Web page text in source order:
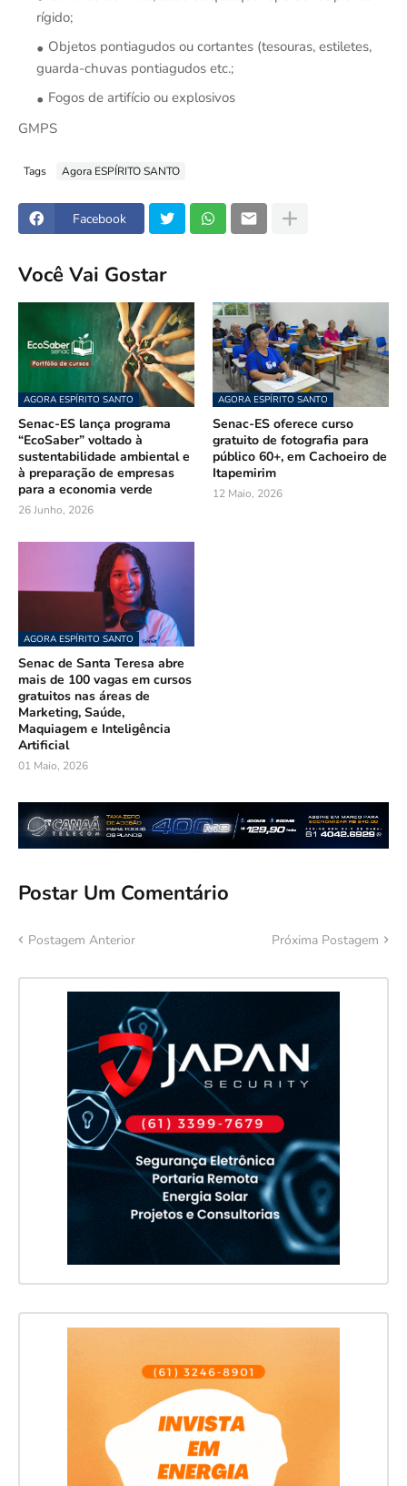
rígido;
Objetos pontiagudos ou cortantes (tesouras, estiletes,
guarda-chuvas pontiagudos etc.;
Fogos de artifício ou explosivos
GMPS
Tags Agora ESPÍRITO SANTO
Facebook
Você Vai Gostar
AGORA ESPÍRITO SANTO
Senac-ES lança programa
“EcoSaber” voltado à
sustentabilidade ambiental e
à preparação de empresas
para a economia verde
26 Junho, 2026
AGORA ESPÍRITO SANTO
Senac-ES oferece curso
gratuito de fotografia para
público 60+, em Cachoeiro de
Itapemirim
12 Maio, 2026
AGORA ESPÍRITO SANTO
Senac de Santa Teresa abre
mais de 100 vagas em cursos
gratuitos nas áreas de
Marketing, Saúde,
Maquiagem e Inteligência
Artificial
01 Maio, 2026
Postar Um Comentário
Postagem Anterior Próxima Postagem